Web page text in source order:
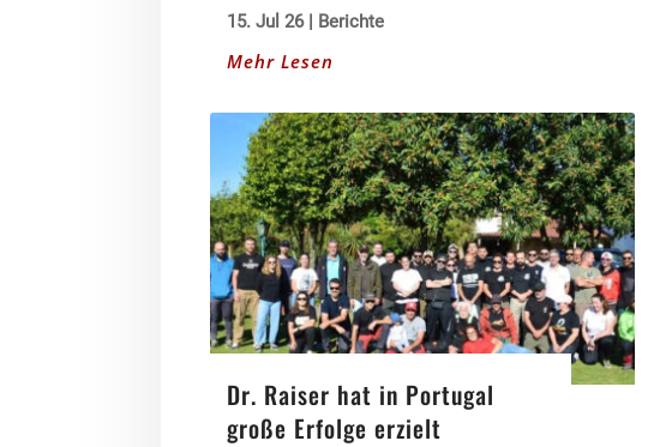
15. Jul 26| Berichte
Mehr Lesen
Dr. Raiser hat in Portugal
große Erfolge erzielt